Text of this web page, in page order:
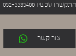
התקשרו עכשיו 052-5535400
צור קשר